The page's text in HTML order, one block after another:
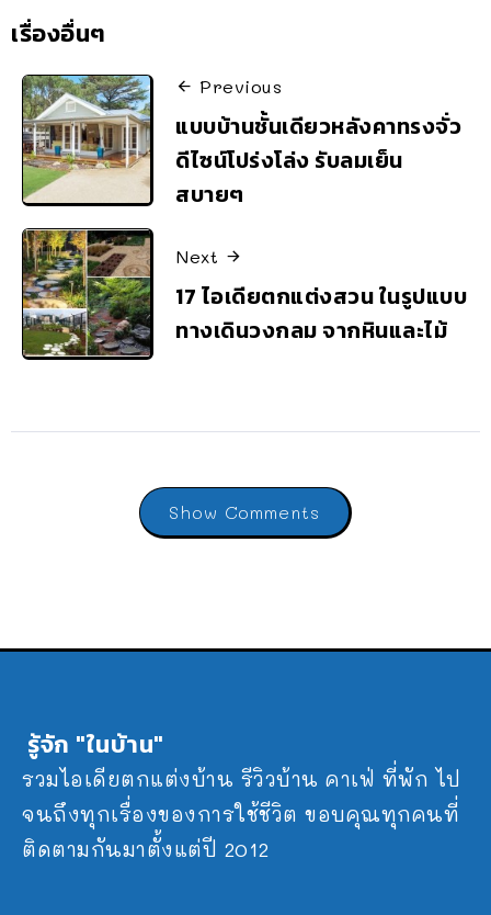
เรื่องอื่นๆ
Previous
แบบบ้านชั้นเดียวหลังคาทรงจั่ว
ดีไซน์โปร่งโล่ง รับลมเย็น
สบายๆ
Next
17 ไอเดียตกแต่งสวน ในรูปแบบ
ทางเดินวงกลม จากหินและไม้
Show Comments
รู้จัก "ในบ้าน"
รวมไอเดียตกแต่งบ้าน รีวิวบ้าน คาเฟ่ ที่พัก ไป
จนถึงทุกเรื่องของการใช้ชีวิต ขอบคุณทุกคนที่
ติดตามกันมาตั้งแต่ปี 2012